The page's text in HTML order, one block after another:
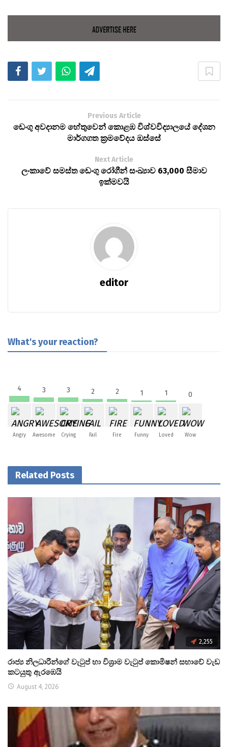
Previous Article
ඩෙංගු අවදානම හේතුවෙන් කොළඹ විශ්වවිද්‍යාලයේ දේශන
මාර්ගගත ක්‍රමවේදය ඔස්සේ
Next Article
ලංකාවේ සමස්ත ඩෙංගු රෝගීන් සංඛ්‍යාව 63,000 සීමාව
ඉක්මවයි
editor
What's your reaction?
4
Angry
3
Awesome
3
Crying
2
Fail
2
Fire
1
Funny
1
Loved
0
Wow
Related Posts
2,255
රාජ්‍ය නිලධාරීන්ගේ වැටුප් හා විශ්‍රාම වැටුප් කොමිෂන් සභාවේ වැඩ
කටයුතු ඇරඹෙයි
August 4, 2026